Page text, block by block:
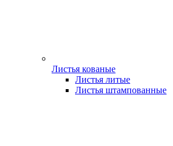
Листья кованые
Листья литые
Листья штампованные